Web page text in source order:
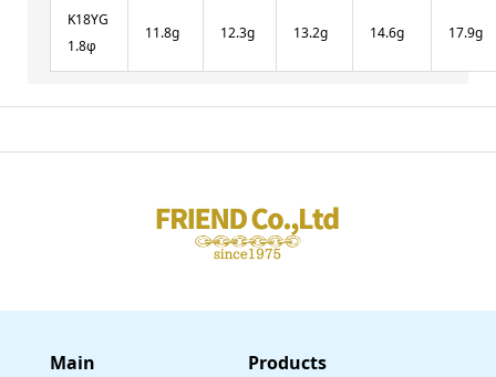
K18YG
1.8φ
11.8g 12.3g 13.2g 14.6g 17.9g
Main ​Products